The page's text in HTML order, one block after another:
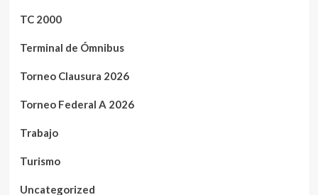
TC 2000
Terminal de Ómnibus
Torneo Clausura 2026
Torneo Federal A 2026
Trabajo
Turismo
Uncategorized